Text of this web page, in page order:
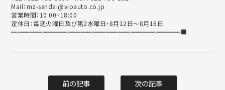
Mail：mz-sendai@vipauto.co.jp
営業時間：10:00~18:00
定休日：毎週火曜日及び第2水曜日・8月12日～8月16日
━━━━━━━━━━━━━━━━━━━━━━━━━━━■
前の記事 次の記事